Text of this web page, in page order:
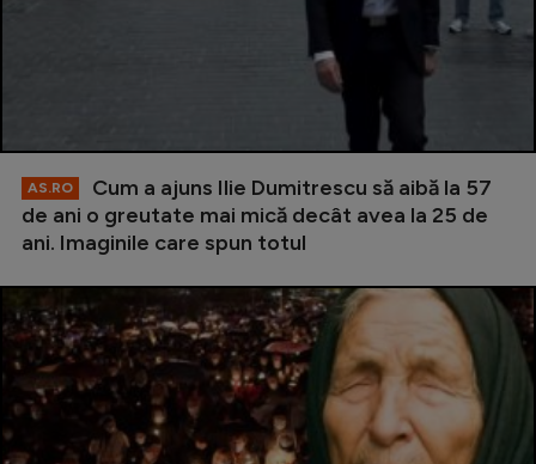
AS.RO
Cum a ajuns Ilie Dumitrescu să aibă la 57
de ani o greutate mai mică decât avea la 25 de
ani. Imaginile care spun totul